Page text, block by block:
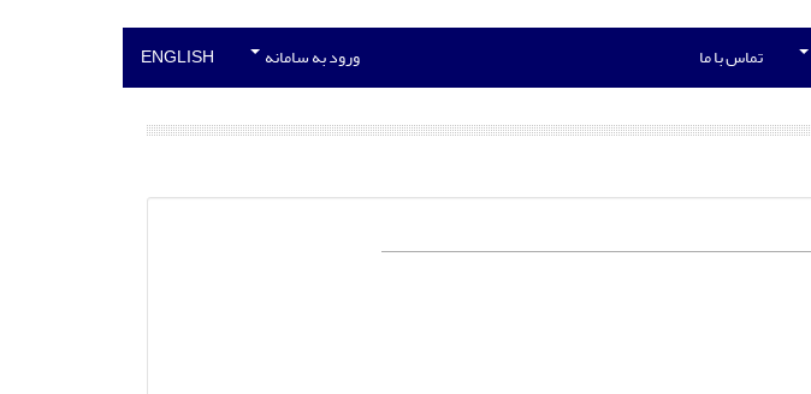
تماس با ما ورود به سامانه ENGLISH